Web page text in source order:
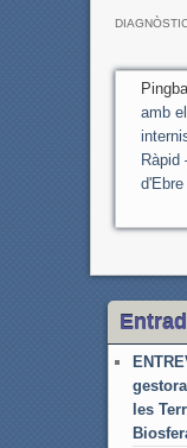
amb
Ràpid
d'Ebre
les